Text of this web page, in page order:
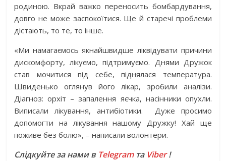
родиною. Вкрай важко переносить бомбардування,
довго не може заспокоїтися. Ще й старечі проблеми
дістають, то те, то інше.
«Ми намагаємось якнайшвидше ліквідувати причини
дискомфорту, лікуємо, підтримуємо. Днями Дружок
став мочитися під себе, піднялася температура.
Швиденько оглянув його лікар, зробили аналізи.
Діагноз: орхіт – запалення яєчка, насінники опухли.
Виписали лікування, антибіотики. Дуже просимо
допомогти на лікування нашому Дружку! Хай ще
поживе без болю», – написали волонтери.
Слідкуйте за нами в Telegramта Viber!